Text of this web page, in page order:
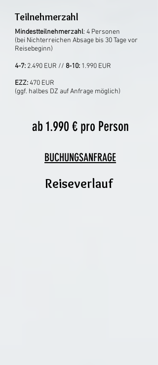
Teilnehmerzahl
Mindestteilnehmerzahl: 4 Personen
(bei Nichterreichen Absage bis 30 Tage vor
Reisebeginn)
4-7: 2.490 EUR // 8-10: 1.990 EUR
EZZ:470 EUR
(ggf. halbes DZ auf Anfrage möglich)
ab 1.990 € pro Person
BUCHUNGSANFRAGE
Reiseverlauf